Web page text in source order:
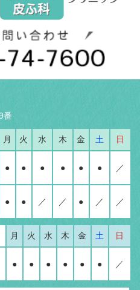
番
月 火 水 木 金 土 日
● ● ● ● ● ● ／
● ● ／ ／ ● ／ ／
月 火 水 木 金 土 日
● ● ● ● ● ● ／